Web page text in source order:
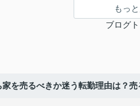
もっ
ブログ
を売るべきか迷う転勤理由は？